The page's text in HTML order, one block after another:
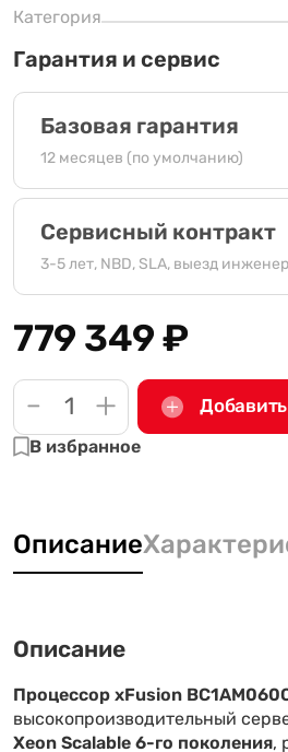
Категория
Гарантия и сервис
Базовая гарантия
12 месяцев (по умолчанию)
Сервисный контракт
3-5 лет, NBD, SLA, выезд
779 349₽
- +
В избранное
Описание
Описание
Процессор xFusion
высокопроизводительный
Xeon Scalable 6-го поколения,